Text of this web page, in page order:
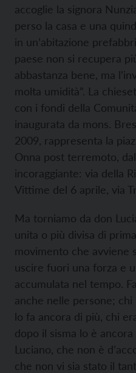
accoglie la signora
perso la casa e una
in un’abitazione
paese non si recupera
abbastanza bene, ma
molta umidità”. La
con i fondi della
inaugurata da mons.
2009, rappresenta la
Onna post terremoto,
incoraggiante: via della
Vittime del 6 aprile, via
Ma torniamo da don
unita o più divisa di
movimento che avviene
uscire fuori una forza e
accumulata nel tempo.
anche nelle persone;
lo fa ancora di più, chi
dopo il sisma lo è
Luciano, che non è
che non vi sia stato il